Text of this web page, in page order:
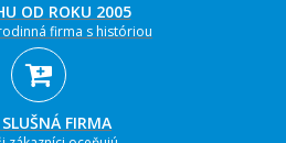
OD ROKU 2005
firma s históriou
FIRMA